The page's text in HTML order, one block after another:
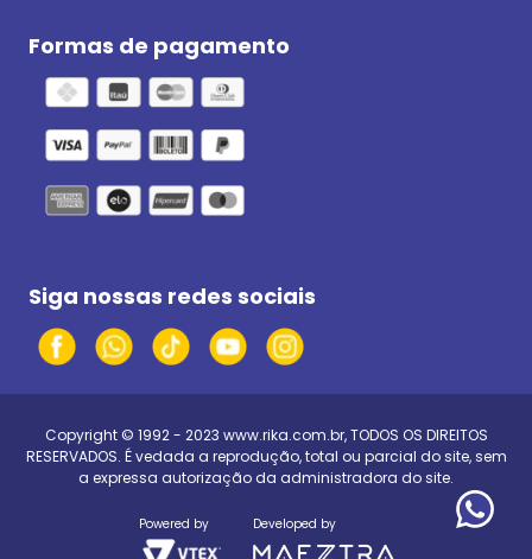
Formas de pagamento
Siga nossas redes sociais
Copyright © 1992 - 2023 www.rika.com.br, TODOS OS DIREITOS
RESERVADOS. É vedada a reprodução, total ou parcial do site, sem
a expressa autorização da administradora do site.
Powered by Developed by